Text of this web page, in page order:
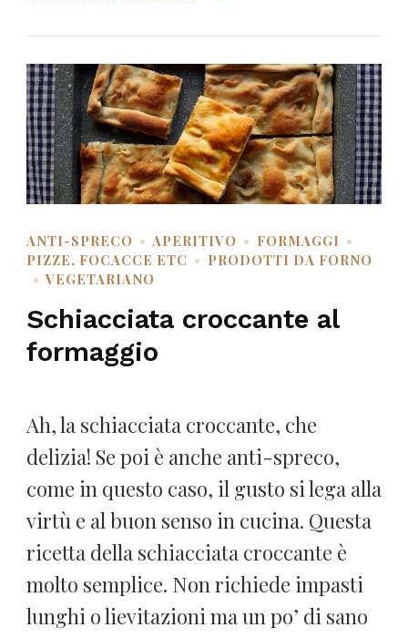
ANTI-SPRECO APERITIVO
FORMAGGI
PIZZE, FOCACCE ETC
PRODOTTI DA FORNO
VEGETARIANO
Schiacciata croccante al
formaggio
Ah, la schiacciata croccante, che
delizia! Se poi è anche anti-spreco,
come in questo caso, il gusto si lega alla
virtù e al buon senso in cucina. Questa
ricetta della schiacciata croccante è
molto semplice. Non richiede impasti
lunghi o lievitazioni ma un po’ di sano